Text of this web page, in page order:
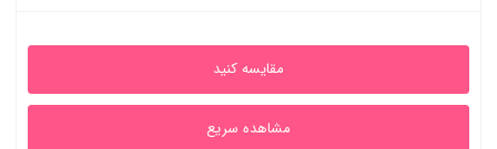
1,850,000ریال
1,100,000ریال
مقایسه کنید
مشاهده سریع